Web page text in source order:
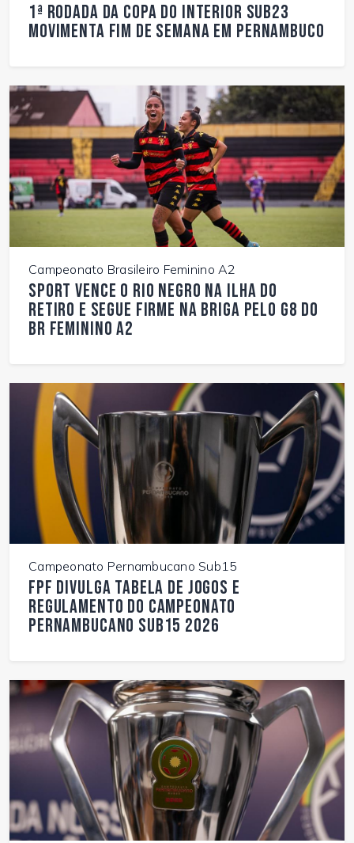
1ª rodada da Copa do Interior Sub23
movimenta fim de semana em Pernambuco
Campeonato Brasileiro Feminino A2
Sport vence o Rio Negro na Ilha do
Retiro e segue firme na briga pelo G8 do
BR Feminino A2
Campeonato Pernambucano Sub15
FPF divulga tabela de jogos e
regulamento do Campeonato
Pernambucano Sub15 2026